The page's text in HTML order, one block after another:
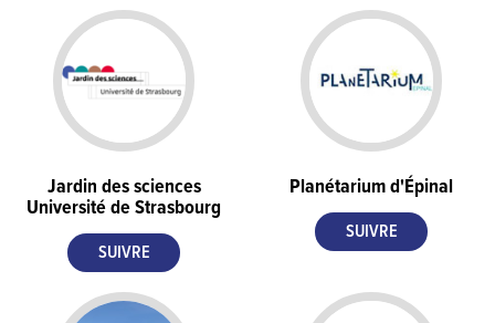
Jardin des sciences
Université de Strasbourg
Planétarium d'Épinal